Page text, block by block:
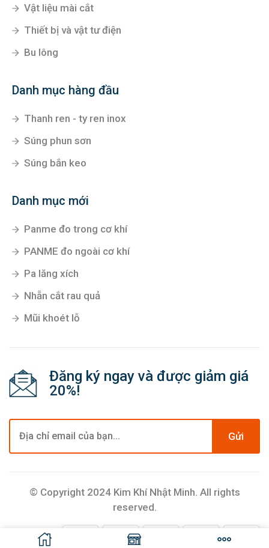
Vật liệu mài cắt
Thiết bị và vật tư điện
Bu lông
Danh mục hàng đầu
Thanh ren - ty ren inox
Súng phun sơn
Súng bắn keo
Danh mục mới
Panme đo trong cơ khí
PANME đo ngoài cơ khí
Pa lăng xích
Nhẵn cắt rau quả
Mũi khoét lỗ
Đăng ký ngay và được giảm giá
20%!
Gửi
© Copyright 2024 Kim Khí Nhật Minh. All rights
reserved.